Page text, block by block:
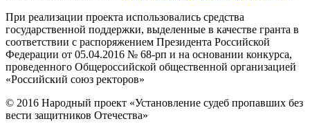
При реализации проекта использовались средства
государственной поддержки, выделенные в качестве гранта в
соответствии с распоряжением Президента Российской
Федерации от 05.04.2016 № 68-рп и на основании конкурса,
проведенного Общероссийской общественной организацией
«Российский союз ректоров»
© 2016 Народный проект «Установление судеб пропавших без
вести защитников Отечества»